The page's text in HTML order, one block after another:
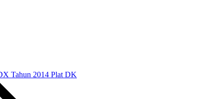
Tahun 2014 Plat DK